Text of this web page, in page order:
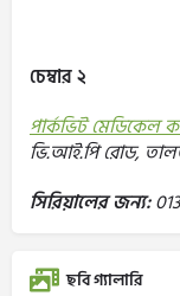
চেম্বার ২
পার্কভিট মেডিকেল
ভি.আই.পি রোড,
সিরিয়ালের জন্য:
ছবি গ্যালারি